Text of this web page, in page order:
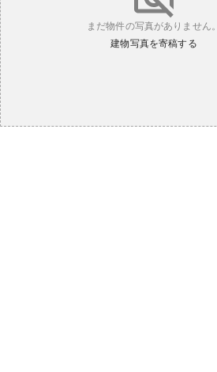
まだ物件の写真がありません。
建物写真を寄稿する